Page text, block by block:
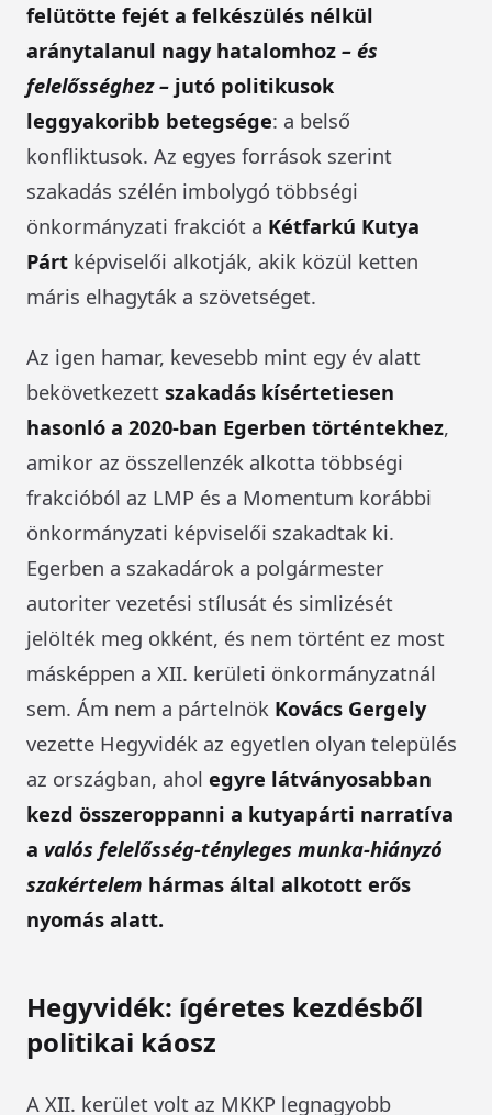
felütötte fejét a felkészülés nélkül
aránytalanul nagy hatalomhoz – és
felelősséghez – jutó politikusok
leggyakoribb betegsége: a belső
konfliktusok. Az egyes források szerint
szakadás szélén imbolygó többségi
önkormányzati frakciót a Kétfarkú Kutya
Párt képviselői alkotják, akik közül ketten
máris elhagyták a szövetséget.
Az igen hamar, kevesebb mint egy év alatt
bekövetkezett szakadás kísértetiesen
hasonló a 2020-ban Egerben történtekhez,
amikor az összellenzék alkotta többségi
frakcióból az LMP és a Momentum korábbi
önkormányzati képviselői szakadtak ki.
Egerben a szakadárok a polgármester
autoriter vezetési stílusát és simlizését
jelölték meg okként, és nem történt ez most
másképpen a XII. kerületi önkormányzatnál
sem. Ám nem a pártelnök Kovács Gergely
vezette Hegyvidék az egyetlen olyan település
az országban, ahol egyre látványosabban
kezd összeroppanni a kutyapárti narratíva
a valós felelősség-tényleges munka-hiányzó
szakértelem hármas által alkotott erős
nyomás alatt.
Hegyvidék: ígéretes kezdésből
politikai káosz
A XII. kerület volt az MKKP legnagyobb